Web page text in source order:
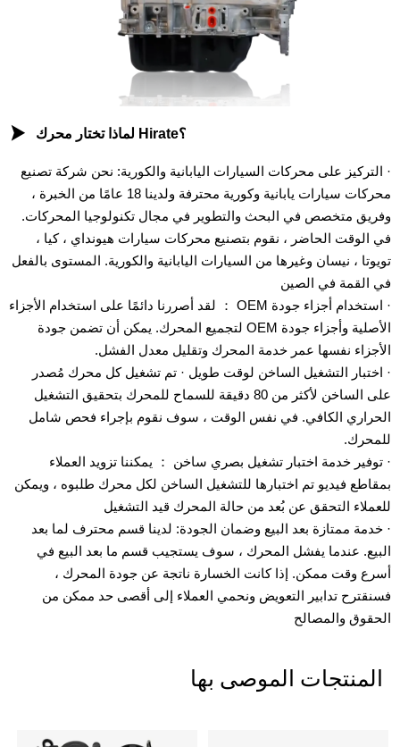
 لماذا تختار محرك Hirate؟
· التركيز على محركات السيارات اليابانية والكورية: نحن شركة تصنيع
محركات سيارات يابانية وكورية محترفة ولدينا 18 عامًا من الخبرة ،
وفريق متخصص في البحث والتطوير في مجال تكنولوجيا المحركات.
في الوقت الحاضر ، نقوم بتصنيع محركات سيارات هيونداي ، كيا ،
تويوتا ، نيسان وغيرها من السيارات اليابانية والكورية. المستوى بالفعل
في القمة في الصين
· استخدام أجزاء جودة OEM ： لقد أصررنا دائمًا على استخدام الأجزاء
الأصلية وأجزاء جودة OEM لتجميع المحرك. يمكن أن تضمن جودة
الأجزاء نفسها عمر خدمة المحرك وتقليل معدل الفشل.
· اختبار التشغيل الساخن لوقت طويل · تم تشغيل كل محرك مُصدر
على الساخن لأكثر من 80 دقيقة للسماح للمحرك بتحقيق التشغيل
الحراري الكافي. في نفس الوقت ، سوف نقوم بإجراء فحص شامل
للمحرك.
· توفير خدمة اختبار تشغيل بصري ساخن ： يمكننا تزويد العملاء
بمقاطع فيديو تم اختبارها للتشغيل الساخن لكل محرك طلبوه ، ويمكن
للعملاء التحقق عن بُعد من حالة المحرك قيد التشغيل
· خدمة ممتازة بعد البيع وضمان الجودة: لدينا قسم محترف لما بعد
البيع. عندما يفشل المحرك ، سوف يستجيب قسم ما بعد البيع في
أسرع وقت ممكن. إذا كانت الخسارة ناتجة عن جودة المحرك ،
فسنقترح تدابير التعويض ونحمي العملاء إلى أقصى حد ممكن من
الحقوق والمصالح
المنتجات الموصى بها